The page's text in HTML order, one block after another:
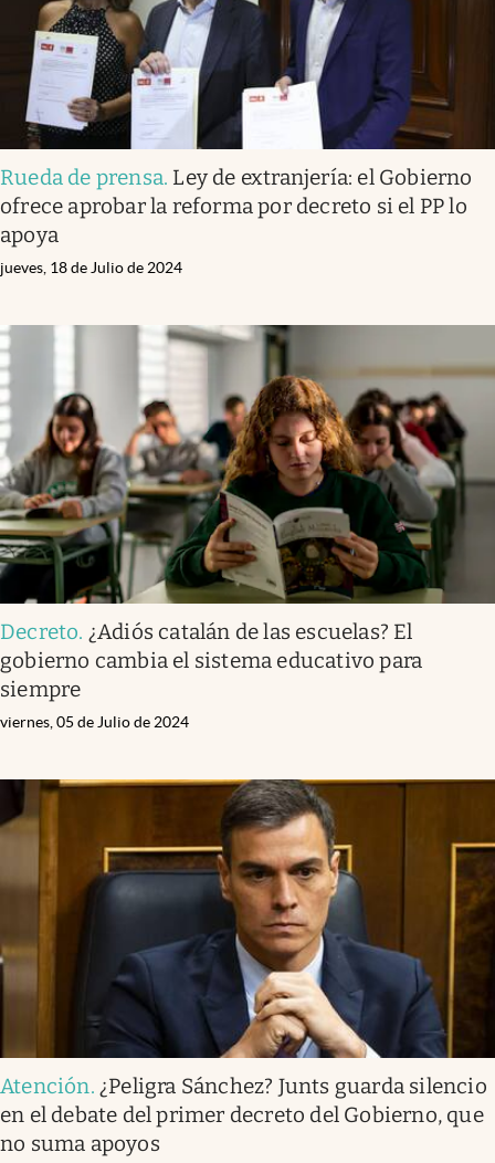
Rueda de prensa. Ley de extranjería: el Gobierno
ofrece aprobar la reforma por decreto si el PP lo
apoya
jueves, 18 de Julio de 2024
Decreto. ¿Adiós catalán de las escuelas? El
gobierno cambia el sistema educativo para
siempre
viernes, 05 de Julio de 2024
Atención. ¿Peligra Sánchez? Junts guarda silencio
en el debate del primer decreto del Gobierno, que
no suma apoyos